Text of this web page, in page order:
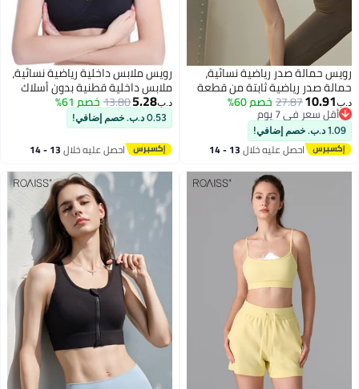
صدر رياضية نسائية،
رياضية ثابتة من قطعة
للترهل، بدون أسلاك،
تمارين اليوجا.
داعمة لتدريبات البيلاتس
كتف، لون أصفر.
27.87خصم 60%
في 7 يوم
في 7 يوم
احصل عليه خلال 13 - 14
رويس ملابس داخلية رياضية نسائية،
ملابس داخلية قطنية بدون أسلاك
بحزام مزدوج، مناسبة للحمل
والرضاعة، ملابس نوم للتجمعات
ومقاومة للانتشار، حمالة صدر يوغا
خفيفة الوزن للنساء، لون أسود
5.28
13.80خصم 61%
احصل عليه خلال 13 - 14